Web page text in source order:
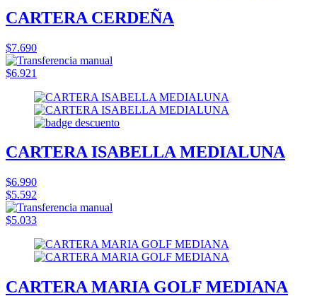
CARTERA CERDEÑA
$7.690
$6.921
CARTERA ISABELLA MEDIALUNA
$6.990
$5.592
$5.033
CARTERA MARIA GOLF MEDIANA